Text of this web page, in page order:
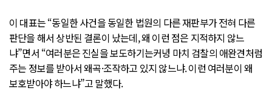
이 대표는 “동일한 사건을 동일한 법원의 다른 재판부가 전혀 다른
판단을 해서 상반된 결론이 났는데, 왜 이런 점은 지적하지 않느
냐”면서 “여러분은 진실을 보도하기는커녕 마치 검찰의 애완견처럼
주는 정보를 받아서 왜곡·조작하고 있지 않느냐. 이런 여러분이 왜
보호받아야 하느냐”고 말했다.